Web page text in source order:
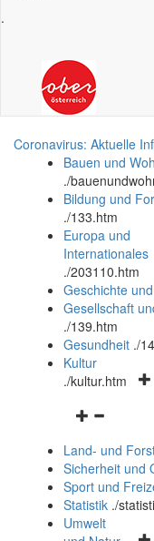
.
Coronavirus: Aktuelle
Bauen und
./
Bildung und
./133.htm
Europa und
Internationales
./203110.htm
Geschichte
Gesellschaft
./139.htm
Gesundheit ./
Kultur
./kultur.htm
und
schließen
Land- und
Sicherheit und
Sport und
Statistik ./
Umwelt